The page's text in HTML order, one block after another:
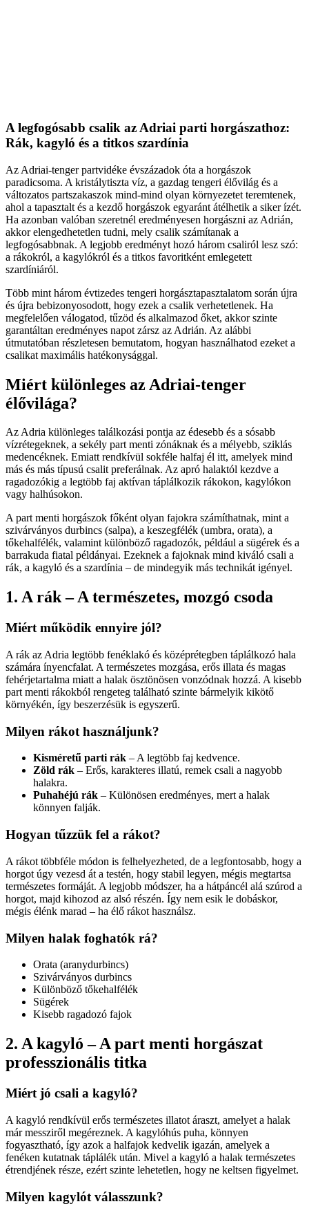
A legfogósabb csalik az Adriai parti horgászathoz:
Rák, kagyló és a titkos szardínia
Az Adriai-tenger partvidéke évszázadok óta a horgászok
paradicsoma. A kristálytiszta víz, a gazdag tengeri élővilág és a
változatos partszakaszok mind-mind olyan környezetet teremtenek,
ahol a tapasztalt és a kezdő horgászok egyaránt átélhetik a siker ízét.
Ha azonban valóban szeretnél eredményesen horgászni az Adrián,
akkor elengedhetetlen tudni, mely csalik számítanak a
legfogósabbnak. A legjobb eredményt hozó három csaliról lesz szó:
a rákokról, a kagylókról és a titkos favoritként emlegetett
szardíniáról.
Több mint három évtizedes tengeri horgásztapasztalatom során újra
és újra bebizonyosodott, hogy ezek a csalik verhetetlenek. Ha
megfelelően válogatod, tűzöd és alkalmazod őket, akkor szinte
garantáltan eredményes napot zársz az Adrián. Az alábbi
útmutatóban részletesen bemutatom, hogyan használhatod ezeket a
csalikat maximális hatékonysággal.
Miért különleges az Adriai-tenger
élővilága?
Az Adria különleges találkozási pontja az édesebb és a sósabb
vízrétegeknek, a sekély part menti zónáknak és a mélyebb, sziklás
medencéknek. Emiatt rendkívül sokféle halfaj él itt, amelyek mind
más és más típusú csalit preferálnak. Az apró halaktól kezdve a
ragadozókig a legtöbb faj aktívan táplálkozik rákokon, kagylókon
vagy halhúsokon.
A part menti horgászok főként olyan fajokra számíthatnak, mint a
szivárványos durbincs (salpa), a keszegfélék (umbra, orata), a
tőkehalfélék, valamint különböző ragadozók, például a sügérek és a
barrakuda fiatal példányai. Ezeknek a fajoknak mind kiváló csali a
rák, a kagyló és a szardínia – de mindegyik más technikát igényel.
1. A rák – A természetes, mozgó csoda
Miért működik ennyire jól?
A rák az Adria legtöbb fenéklakó és középrétegben táplálkozó hala
számára ínyencfalat. A természetes mozgása, erős illata és magas
fehérjetartalma miatt a halak ösztönösen vonzódnak hozzá. A kisebb
part menti rákokból rengeteg található szinte bármelyik kikötő
környékén, így beszerzésük is egyszerű.
Milyen rákot használjunk?
Kisméretű parti rák – A legtöbb faj kedvence.
Zöld rák – Erős, karakteres illatú, remek csali a nagyobb
halakra.
Puhahéjú rák – Különösen eredményes, mert a halak
könnyen falják.
Hogyan tűzzük fel a rákot?
A rákot többféle módon is felhelyezheted, de a legfontosabb, hogy a
horgot úgy vezesd át a testén, hogy stabil legyen, mégis megtartsa
természetes formáját. A legjobb módszer, ha a hátpáncél alá szúrod a
horgot, majd kihozod az alsó részén. Így nem esik le dobáskor,
mégis élénk marad – ha élő rákot használsz.
Milyen halak foghatók rá?
Orata (aranydurbincs)
Szivárványos durbincs
Különböző tőkehalfélék
Sügérek
Kisebb ragadozó fajok
2. A kagyló – A part menti horgászat
professzionális titka
Miért jó csali a kagyló?
A kagyló rendkívül erős természetes illatot áraszt, amelyet a halak
már messziről megéreznek. A kagylóhús puha, könnyen
fogyasztható, így azok a halfajok kedvelik igazán, amelyek a
fenéken kutatnak táplálék után. Mivel a kagyló a halak természetes
étrendjének része, ezért szinte lehetetlen, hogy ne keltsen figyelmet.
Milyen kagylót válasszunk?